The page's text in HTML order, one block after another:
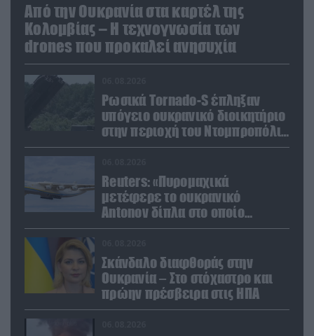
Από την Ουκρανία στα καρτέλ της
Κολομβίας – Η τεχνογνωσία των
drones που προκαλεί ανησυχία
Ρωσικά Tornado-S έπληξαν
υπόγειο ουκρανικό διοικητήριο
στην περιοχή του Ντομπροπόλιε
(βίντεο)
Reuters: «Πυρομαχικά
μετέφερε το ουκρανικό
Antonov δίπλα στο οποίο
βρέθηκε το drone στη Λειψία»
Σκάνδαλο διαφθοράς στην
Ουκρανία – Στο στόχαστρο και
πρώην πρέσβειρα στις ΗΠΑ